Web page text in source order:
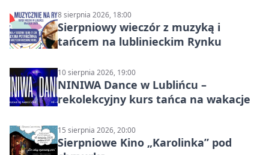
8 sierpnia 2026, 18:00
Sierpniowy wieczór z muzyką i
tańcem na lublinieckim Rynku
10 sierpnia 2026, 19:00
NINIWA Dance w Lublińcu –
rekolekcyjny kurs tańca na wakacje
15 sierpnia 2026, 20:00
Sierpniowe Kino „Karolinka” pod